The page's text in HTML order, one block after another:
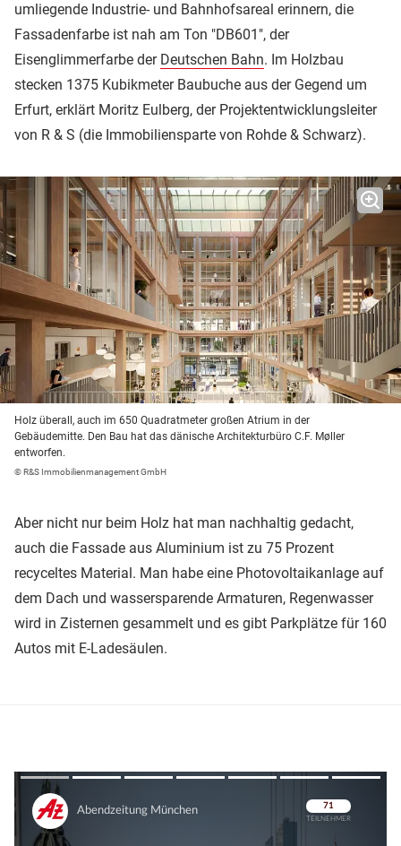
umliegende Industrie- und Bahnhofsareal erinnern, die
Fassadenfarbe ist nah am Ton "DB601", der
Eisenglimmerfarbe der Deutschen Bahn. Im Holzbau
stecken 1375 Kubikmeter Baubuche aus der Gegend um
Erfurt, erklärt Moritz Eulberg, der Projektentwicklungsleiter
von R & S (die Immobiliensparte von Rohde & Schwarz).
Holz überall, auch im 650 Quadratmeter großen Atrium in der
Gebäudemitte. Den Bau hat das dänische Architekturbüro C.F. Møller
entworfen.
© R&S Immobilienmanagement GmbH
Aber nicht nur beim Holz hat man nachhaltig gedacht,
auch die Fassade aus Aluminium ist zu 75 Prozent
recyceltes Material. Man habe eine Photovoltaikanlage auf
dem Dach und wassersparende Armaturen, Regenwasser
wird in Zisternen gesammelt und es gibt Parkplätze für 160
Autos mit E-Ladesäulen.
Überspringen